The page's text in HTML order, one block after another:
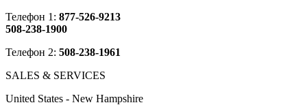
Телефон 1: 877-526-9213
508-238-1900
Телефон 2: 508-238-1961
SALES & SERVICES
United States - New Hampshire